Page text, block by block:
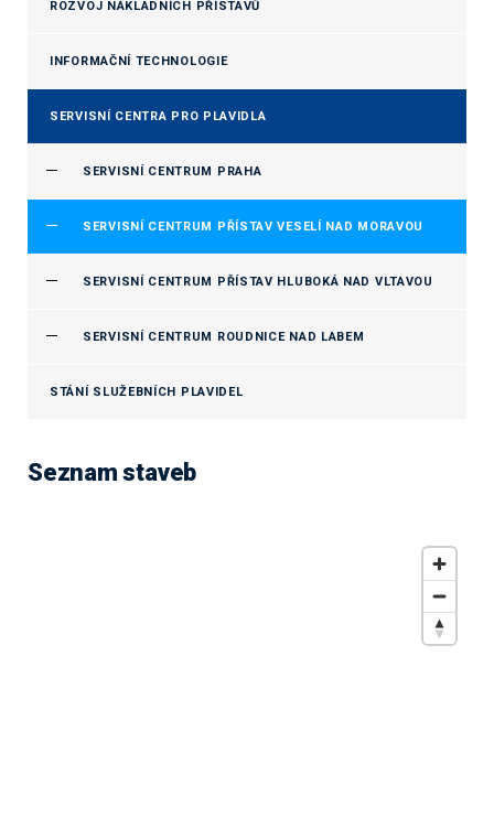
ROZVOJ NÁKLADNÍCH PŘÍSTAVŮ
INFORMAČNÍ TECHNOLOGIE
SERVISNÍ CENTRA PRO PLAVIDLA
SERVISNÍ CENTRUM PRAHA
SERVISNÍ CENTRUM PŘÍSTAV VESELÍ NAD MORAVOU
SERVISNÍ CENTRUM PŘÍSTAV HLUBOKÁ NAD VLTAVOU
SERVISNÍ CENTRUM ROUDNICE NAD LABEM
STÁNÍ SLUŽEBNÍCH PLAVIDEL
Seznam staveb